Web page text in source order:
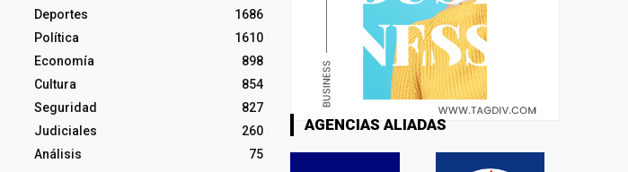
Deportes
1686
Política
1610
Economía
898
Cultura
854
Seguridad
827
Judiciales
260
Análisis
75
AGENCIAS ALIADAS